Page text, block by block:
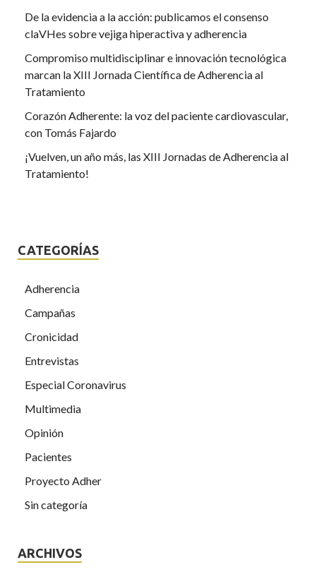
De la evidencia a la acción: publicamos el consenso
claVHes sobre vejiga hiperactiva y adherencia
Compromiso multidisciplinar e innovación tecnológica
marcan la XIII Jornada Científica de Adherencia al
Tratamiento
Corazón Adherente: la voz del paciente cardiovascular,
con Tomás Fajardo
¡Vuelven, un año más, las XIII Jornadas de Adherencia al
Tratamiento!
CATEGORÍAS
Adherencia
Campañas
Cronicidad
Entrevistas
Especial Coronavirus
Multimedia
Opinión
Pacientes
Proyecto Adher
Sin categoría
ARCHIVOS